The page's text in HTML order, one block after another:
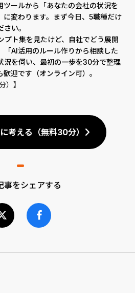
ツールから「あなたの会社の状況を
に変わります。まず今日、5職種だけ
い。
ト集を見たけど、自社でどう展開
「AI活用のルール作りから相談した
況を伺い、最初の一歩を30分で整理
迎です（オンライン可）。
）】
考える（無料30分）
事をシェアする